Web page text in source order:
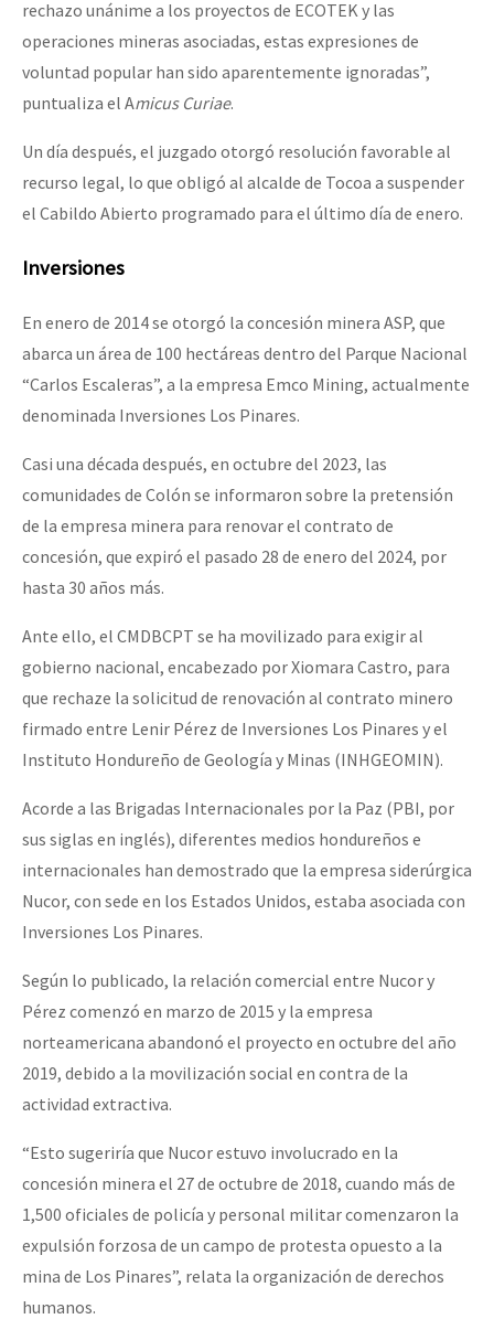
rechazo unánime a los proyectos de ECOTEK y las
operaciones mineras asociadas, estas expresiones de
voluntad popular han sido aparentemente ignoradas”,
puntualiza el Amicus Curiae.
Un día después, el juzgado otorgó resolución favorable al
recurso legal, lo que obligó al alcalde de Tocoa a suspender
el Cabildo Abierto programado para el último día de enero.
Inversiones
En enero de 2014 se otorgó la concesión minera ASP, que
abarca un área de 100 hectáreas dentro del Parque Nacional
“Carlos Escaleras”, a la empresa Emco Mining, actualmente
denominada Inversiones Los Pinares.
Casi una década después, en octubre del 2023, las
comunidades de Colón se informaron sobre la pretensión
de la empresa minera para renovar el contrato de
concesión, que expiró el pasado 28 de enero del 2024, por
hasta 30 años más.
Ante ello, el CMDBCPT se ha movilizado para exigir al
gobierno nacional, encabezado por Xiomara Castro, para
que rechaze la solicitud de renovación al contrato minero
firmado entre Lenir Pérez de Inversiones Los Pinares y el
Instituto Hondureño de Geología y Minas (INHGEOMIN).
Acorde a las Brigadas Internacionales por la Paz (PBI, por
sus siglas en inglés), diferentes medios hondureños e
internacionales han demostrado que la empresa siderúrgica
Nucor, con sede en los Estados Unidos, estaba asociada con
Inversiones Los Pinares.
Según lo publicado, la relación comercial entre Nucor y
Pérez comenzó en marzo de 2015 y la empresa
norteamericana abandonó el proyecto en octubre del año
2019, debido a la movilización social en contra de la
actividad extractiva.
“Esto sugeriría que Nucor estuvo involucrado en la
concesión minera el 27 de octubre de 2018, cuando más de
1,500 oficiales de policía y personal militar comenzaron la
expulsión forzosa de un campo de protesta opuesto a la
mina de Los Pinares”, relata la organización de derechos
humanos.